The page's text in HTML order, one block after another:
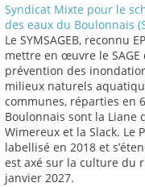
Syndicat Mixte pour le
des eaux du Boulonnais
Le SYMSAGEB, reconnu
mettre en œuvre le
prévention des
milieux naturels
communes, réparties en
Boulonnais sont la Liane
Wimereux et la Slack. Le
labellisé en 2018 et
est axé sur la culture du
janvier 2027.